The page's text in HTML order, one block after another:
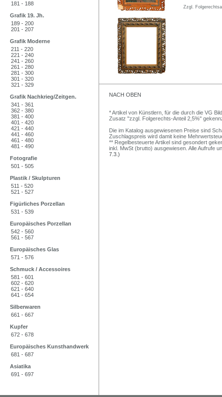
181 - 188
Grafik 19. Jh.
189 - 200
201 - 207
Grafik Moderne
211 - 220
221 - 240
241 - 260
261 - 280
281 - 300
301 - 320
321 - 329
Grafik Nachkrieg/Zeitgen.
341 - 361
362 - 380
381 - 400
401 - 420
421 - 440
441 - 460
461 - 480
481 - 490
Fotografie
501 - 505
Plastik / Skulpturen
511 - 520
521 - 527
Figürliches Porzellan
531 - 539
Europäisches Porzellan
542 - 560
561 - 567
Europäisches Glas
571 - 576
Schmuck / Accessoires
581 - 601
602 - 620
621 - 640
641 - 654
Silberwaren
661 - 667
Kupfer
672 - 678
Europäisches Kunsthandwerk
681 - 687
Asiatika
691 - 697
Zzgl.
NACH OBEN
* Artikel von Künstlern, für die durch die VG
Zusatz "zzgl. Folgerechts-Anteil 2,5%"
Die im Katalog ausgewiesenen Preise sind
Zuschlagspreis wird damit keine
** Regelbesteuerte Artikel sind gesondert
inkl. MwSt (brutto) ausgewiesen. Alle Aufrufe
7.3.)